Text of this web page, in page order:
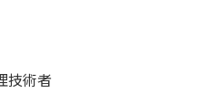
技術者